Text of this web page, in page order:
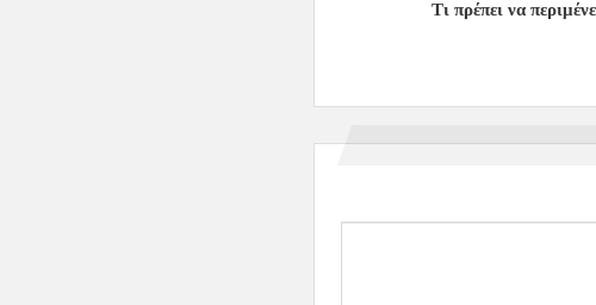
Τι πρέπει να